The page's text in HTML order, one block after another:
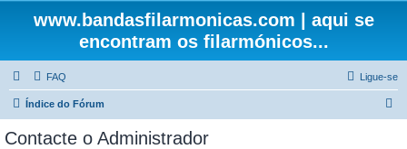
www.bandasfilarmonicas.com | aqui se
encontram os filarmónicos...
FAQ Ligue-se
Índice do Fórum
Contacte o Administrador